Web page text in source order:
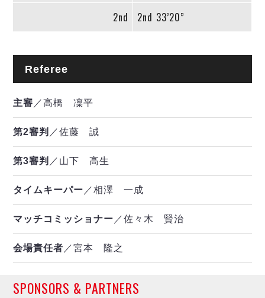
2nd 2nd 33’20”
Referee
主審 ／高橋 凜平
第2審判 ／佐藤 誠
第3審判 ／山下 高生
タイムキーパー ／相澤 一成
マッチコミッショナー ／佐々木 賢治
会場責任者 ／宮本 隆之
SPONSORS & PARTNERS